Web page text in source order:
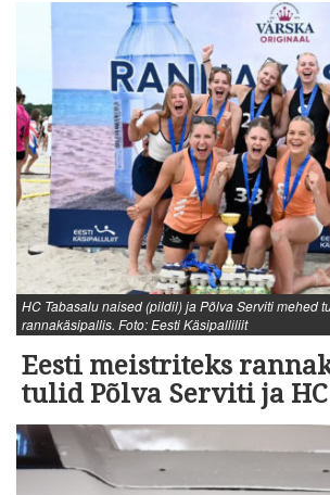
HC Tabasalu naised (pildil) ja Põlva Serviti mehed
rannakäsipallis. Foto: Eesti Käsipalliliit
Eesti meistriteks
tulid Põlva Serviti ja